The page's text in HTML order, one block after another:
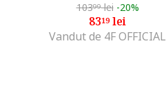
10399lei -20%
8319lei
Vandut de 4F OFFICIAL